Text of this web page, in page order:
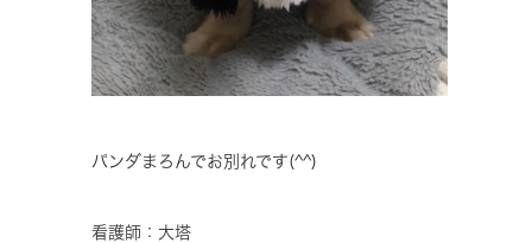
パンダまろんでお別れです(^^)
看護師：大塔